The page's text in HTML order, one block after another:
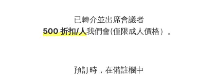
已轉介並出席會議者
500 折扣/人我們會(僅限成人價格）。
預訂時，在備註欄中